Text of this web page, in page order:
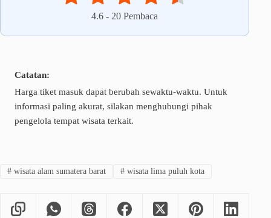
4.6 - 20 Pembaca
Catatan:
Harga tiket masuk dapat berubah sewaktu-waktu. Untuk
informasi paling akurat, silakan menghubungi pihak
pengelola tempat wisata terkait.
#wisata alam sumatera barat #wisata lima puluh kota